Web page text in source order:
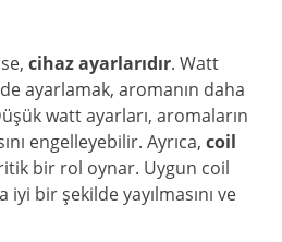
cihaz ayarlarıdır. Watt
ayarlamak, aromanın daha
watt ayarları, aromaların
engelleyebilir. Ayrıca, coil
bir rol oynar. Uygun coil
bir şekilde yayılmasını ve